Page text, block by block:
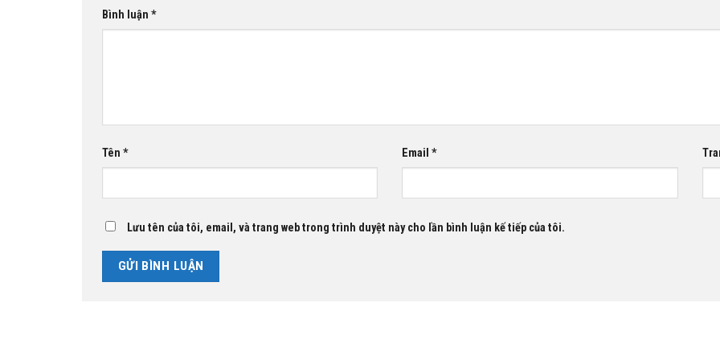
Bình luận *
Tên * Email*
Lưu tên của tôi, email, và trang web trong trình duyệt này cho lần bình luận kế tiếp của tôi.